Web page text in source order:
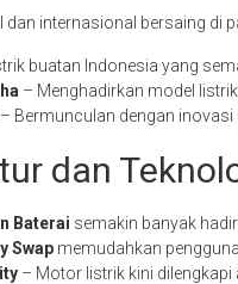
dan internasional bersaing di
buatan Indonesia yang
– Menghadirkan model
– Bermunculan dengan inovasi
dan
Baterai semakin banyak
Swap memudahkan
– Motor listrik kini